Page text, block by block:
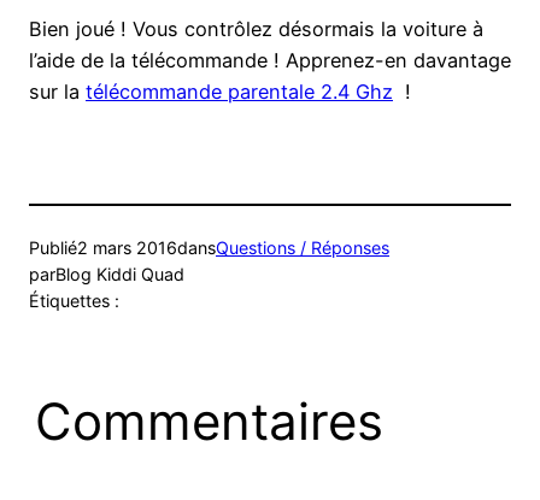
Bien joué ! Vous contrôlez désormais la voiture à
l’aide de la télécommande ! Apprenez-en davantage
sur la télécommande parentale 2.4 Ghz !
Publié2 mars 2016dansQuestions / Réponses
parBlog Kiddi Quad
Étiquettes :
Commentaires